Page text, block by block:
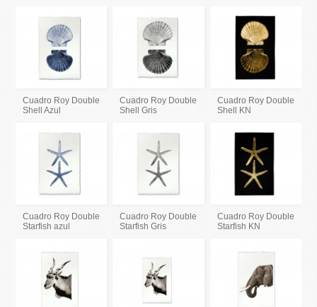
Cuadro Roy Double
Shell Azul
Cuadro Roy Double
Shell Gris
Cuadro Roy Double
Shell KN
Cuadro Roy Double
Starfish azul
Cuadro Roy Double
Starfish Gris
Cuadro Roy Double
Starfish KN